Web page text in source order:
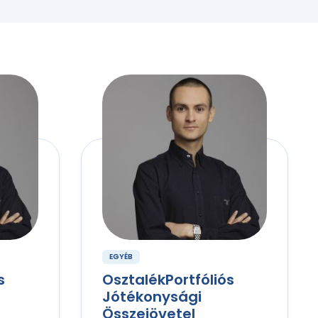
EGYÉB
OsztalékPortfóliós
Jótékonysági
Összejövetel